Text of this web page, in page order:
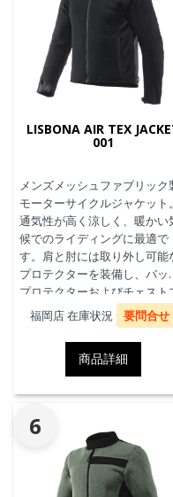
LISBONA AIR TEX
001
メンズメッシュファブリック
モーターサイクルジャケット。
通気性が高く涼しく、暖かい
候でのライディングに最適で
す。肩と肘には取り外し可能
プロテクターを装備し、バッ
プロテクターおよびチェスト
ロテクターにも対応していま
す。
福岡店 在庫状況 要問合せ
商品詳細
6